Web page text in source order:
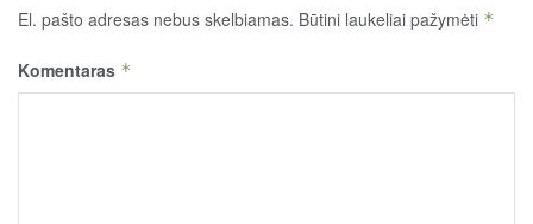
El. pašto adresas nebus skelbiamas. Būtini laukeliai pažymėti *
Komentaras *